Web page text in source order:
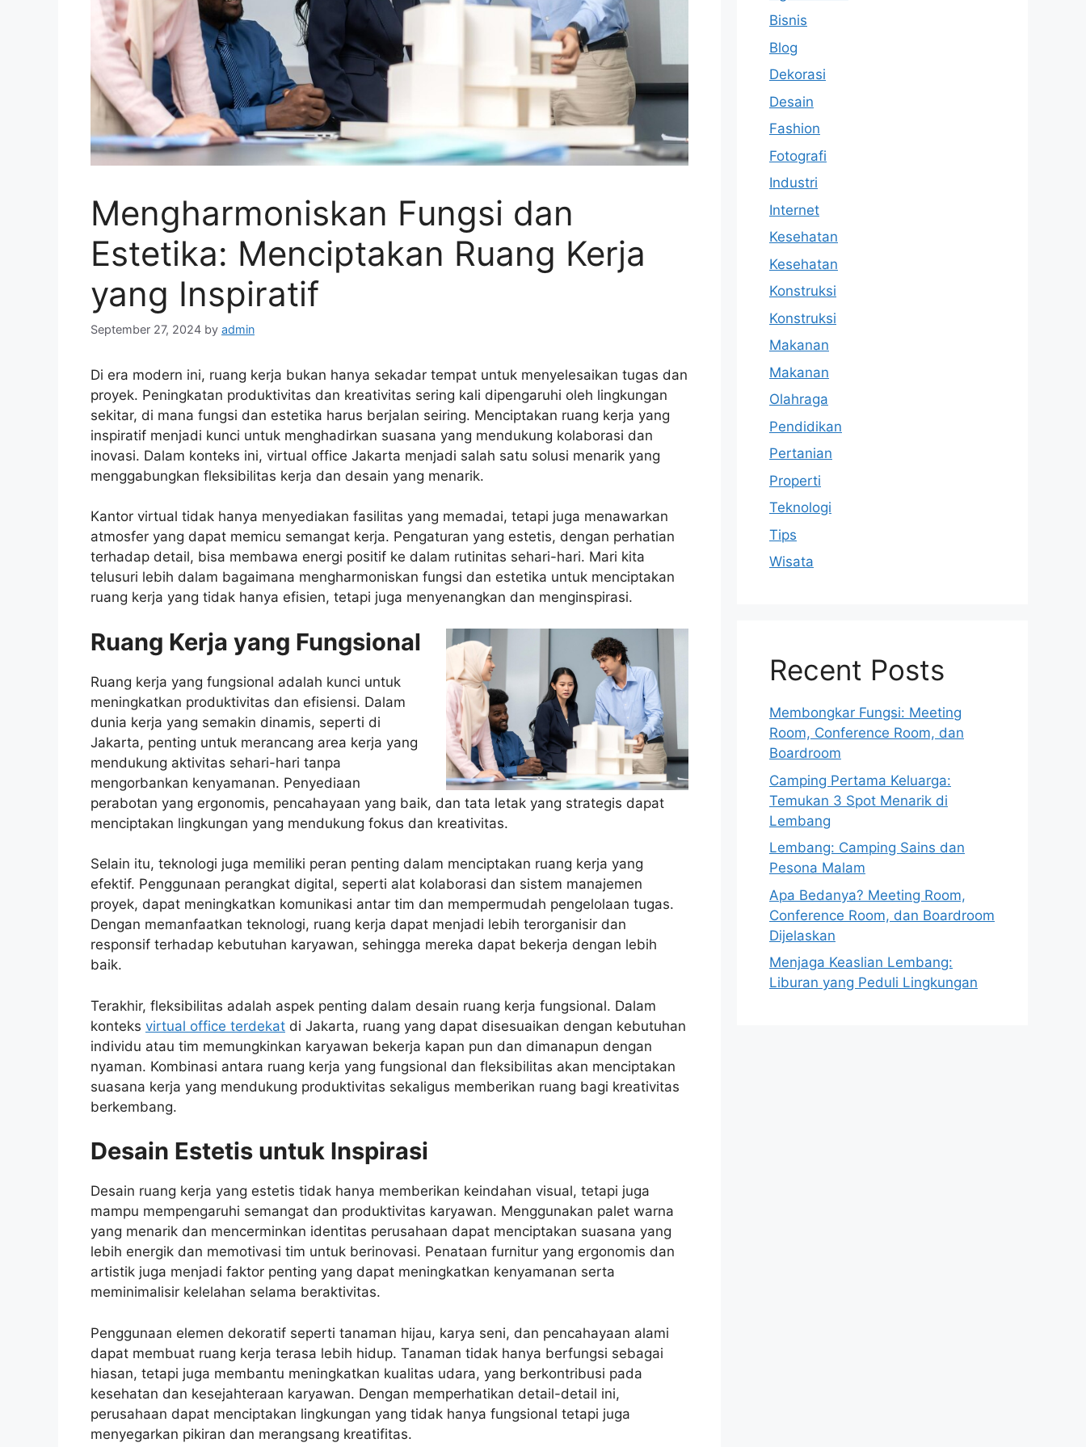
Mengharmoniskan Fungsi dan
Estetika: Menciptakan Ruang Kerja
yang Inspiratif
September 27, 2024 by admin
Di era modern ini, ruang kerja bukan hanya sekadar tempat untuk menyelesaikan tugas dan
proyek. Peningkatan produktivitas dan kreativitas sering kali dipengaruhi oleh lingkungan
sekitar, di mana fungsi dan estetika harus berjalan seiring. Menciptakan ruang kerja yang
inspiratif menjadi kunci untuk menghadirkan suasana yang mendukung kolaborasi dan
inovasi. Dalam konteks ini, virtual office Jakarta menjadi salah satu solusi menarik yang
menggabungkan fleksibilitas kerja dan desain yang menarik.
Kantor virtual tidak hanya menyediakan fasilitas yang memadai, tetapi juga menawarkan
atmosfer yang dapat memicu semangat kerja. Pengaturan yang estetis, dengan perhatian
terhadap detail, bisa membawa energi positif ke dalam rutinitas sehari-hari. Mari kita
telusuri lebih dalam bagaimana mengharmoniskan fungsi dan estetika untuk menciptakan
ruang kerja yang tidak hanya efisien, tetapi juga menyenangkan dan menginspirasi.
Ruang Kerja yang Fungsional
Ruang kerja yang fungsional adalah kunci untuk
meningkatkan produktivitas dan efisiensi. Dalam
dunia kerja yang semakin dinamis, seperti di
Jakarta, penting untuk merancang area kerja yang
mendukung aktivitas sehari-hari tanpa
mengorbankan kenyamanan. Penyediaan
perabotan yang ergonomis, pencahayaan yang baik, dan tata letak yang strategis dapat
menciptakan lingkungan yang mendukung fokus dan kreativitas.
Selain itu, teknologi juga memiliki peran penting dalam menciptakan ruang kerja yang
efektif. Penggunaan perangkat digital, seperti alat kolaborasi dan sistem manajemen
proyek, dapat meningkatkan komunikasi antar tim dan mempermudah pengelolaan tugas.
Dengan memanfaatkan teknologi, ruang kerja dapat menjadi lebih terorganisir dan
responsif terhadap kebutuhan karyawan, sehingga mereka dapat bekerja dengan lebih
baik.
Terakhir, fleksibilitas adalah aspek penting dalam desain ruang kerja fungsional. Dalam
konteks virtual office terdekat di Jakarta, ruang yang dapat disesuaikan dengan kebutuhan
individu atau tim memungkinkan karyawan bekerja kapan pun dan dimanapun dengan
nyaman. Kombinasi antara ruang kerja yang fungsional dan fleksibilitas akan menciptakan
suasana kerja yang mendukung produktivitas sekaligus memberikan ruang bagi kreativitas
berkembang.
Desain Estetis untuk Inspirasi
Desain ruang kerja yang estetis tidak hanya memberikan keindahan visual, tetapi juga
mampu mempengaruhi semangat dan produktivitas karyawan. Menggunakan palet warna
yang menarik dan mencerminkan identitas perusahaan dapat menciptakan suasana yang
lebih energik dan memotivasi tim untuk berinovasi. Penataan furnitur yang ergonomis dan
artistik juga menjadi faktor penting yang dapat meningkatkan kenyamanan serta
meminimalisir kelelahan selama beraktivitas.
Penggunaan elemen dekoratif seperti tanaman hijau, karya seni, dan pencahayaan alami
dapat membuat ruang kerja terasa lebih hidup. Tanaman tidak hanya berfungsi sebagai
hiasan, tetapi juga membantu meningkatkan kualitas udara, yang berkontribusi pada
kesehatan dan kesejahteraan karyawan. Dengan memperhatikan detail-detail ini,
perusahaan dapat menciptakan lingkungan yang tidak hanya fungsional tetapi juga
menyegarkan pikiran dan merangsang kreatifitas.
Bisnis
Blog
Dekorasi
Desain
Fashion
Fotografi
Industri
Internet
Kesehatan
Kesehatan
Konstruksi
Konstruksi
Makanan
Makanan
Olahraga
Pendidikan
Pertanian
Properti
Teknologi
Tips
Wisata
Recent Posts
Membongkar Fungsi: Meeting
Room, Conference Room, dan
Boardroom
Camping Pertama Keluarga:
Temukan 3 Spot Menarik di
Lembang
Lembang: Camping Sains dan
Pesona Malam
Apa Bedanya? Meeting Room,
Conference Room, dan Boardroom
Dijelaskan
Menjaga Keaslian Lembang:
Liburan yang Peduli Lingkungan